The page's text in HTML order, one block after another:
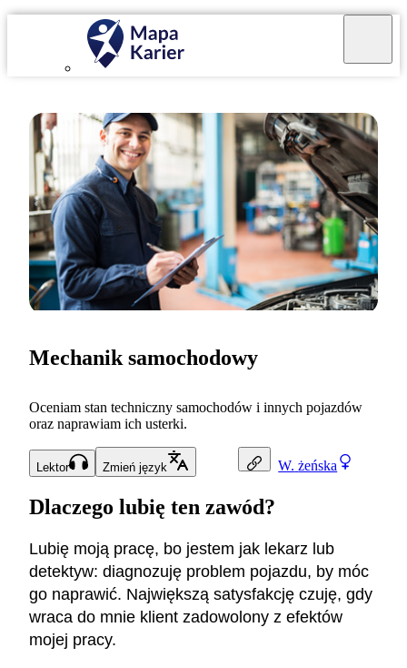
W. żeńska
Mechanik samochodowy
Oceniam stan techniczny samochodów i innych pojazdów
oraz naprawiam ich usterki.
Lektor Zmień język
Dlaczego lubię ten zawód?
Lubię moją pracę, bo jestem jak lekarz lub
detektyw: diagnozuję problem pojazdu, by móc
go naprawić. Największą satysfakcję czuję, gdy
wraca do mnie klient zadowolony z efektów
mojej pracy.